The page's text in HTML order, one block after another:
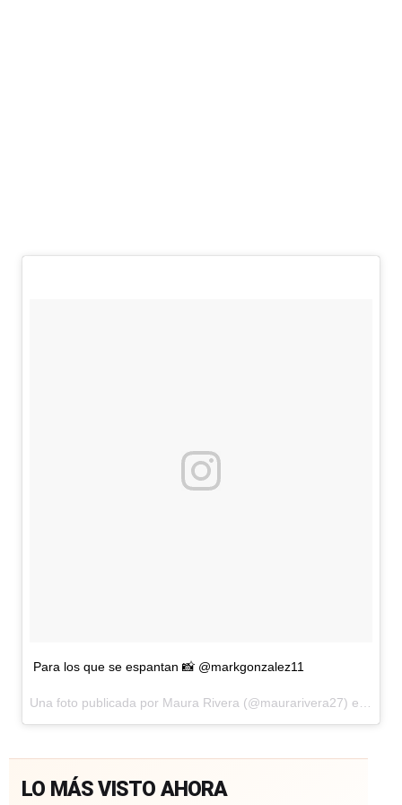
Para los que se espantan 📸 @markgonzalez11
Una foto publicada por Maura Rivera (@maurarivera27) el22 de
LO MÁS VISTO AHORA